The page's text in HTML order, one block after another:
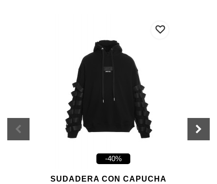
-40%
SUDADERA CON CAPUCHA